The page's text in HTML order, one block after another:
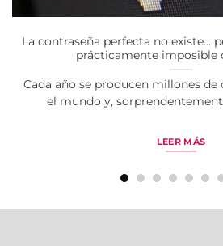
La contraseña perfecta no existe…
prácticamente imposible
Cada año se producen millones de
el mundo y,
LEER MÁS